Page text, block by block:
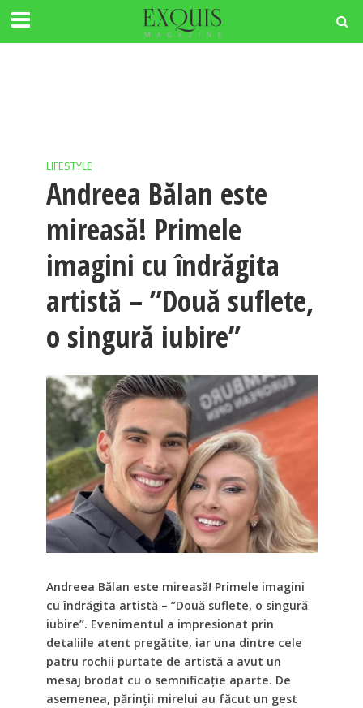
LIFESTYLE
Andreea Bălan este
mireasă! Primele
imagini cu îndrăgita
artistă – ”Două suflete,
o singură iubire”
Andreea Bălan este mireasă! Primele imagini
cu îndrăgita artistă – ”Două suflete, o singură
iubire”. Evenimentul a impresionat prin
detaliile atent pregătite, iar una dintre cele
patru rochii purtate de artistă a avut un
mesaj brodat cu o semnificație aparte. De
asemenea, părinții mirelui au făcut un gest